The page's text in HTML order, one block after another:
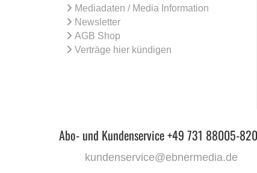
Mediadaten / Media Information
Newsletter
AGB Shop
Verträge hier kündigen
Abo- und Kundenservice +49 731 88005-
kundenservice@ebnermedia.de